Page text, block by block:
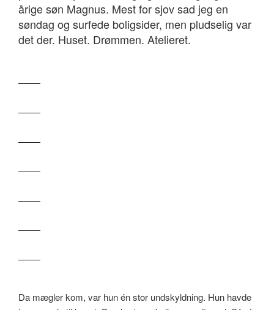
årige søn Magnus. Mest for sjov sad jeg en
søndag og surfede boligsider, men pludselig var
det der. Huset. Drømmen. Atelieret.
Da mægler kom, var hun én stor undskyldning. Hun havde